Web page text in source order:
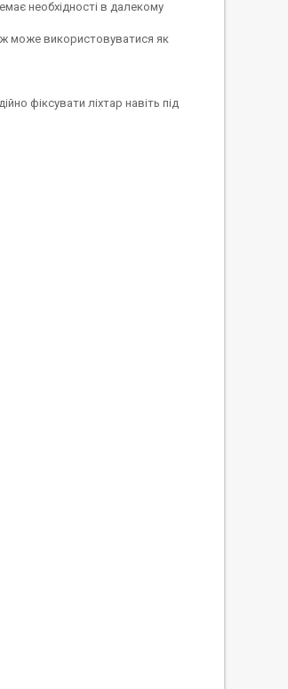
необхідності в далекому
може використовуватися як
фіксувати ліхтар навіть під